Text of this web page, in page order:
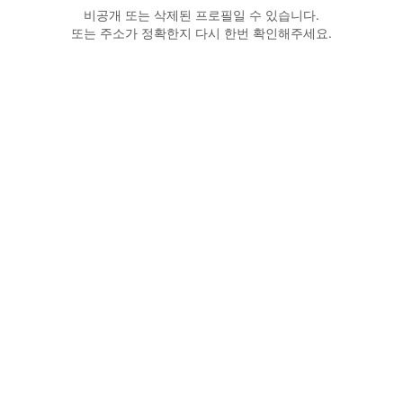
비공개 또는 삭제된 프로필일 수 있습니다.
또는 주소가 정확한지 다시 한번 확인해주세요.